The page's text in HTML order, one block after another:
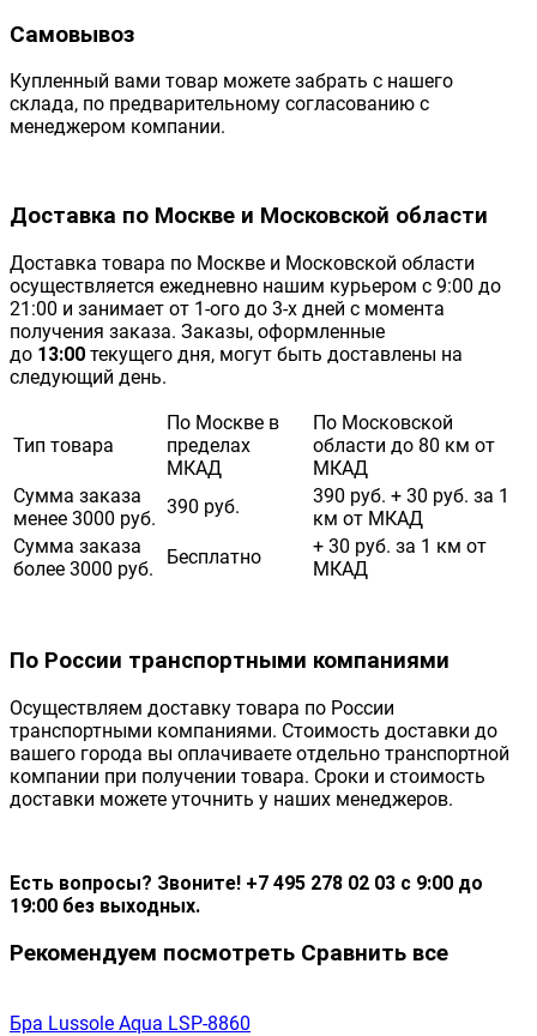
Самовывоз
Купленный вами товар можете забрать с нашего
склада, по предварительному согласованию с
менеджером компании.
Доставка по Москве и Московской области
Доставка товара по Москве и Московской области
осуществляется ежедневно нашим курьером с 9:00 до
21:00 и занимает от 1-ого до 3-х дней с момента
получения заказа. Заказы, оформленные
до 13:00 текущего дня, могут быть доставлены на
следующий день.
Тип товара
По Москве в
пределах
МКАД
По Московской
области до 80 км от
МКАД
Сумма заказа
менее 3000 руб.
390 руб.
390 руб. + 30 руб. за 1
км от МКАД
Сумма заказа
более 3000 руб.
Бесплатно
+ 30 руб. за 1 км от
МКАД
По России транспортными компаниями
Осуществляем доставку товара по России
транспортными компаниями. Стоимость доставки до
вашего города вы оплачиваете отдельно транспортной
компании при получении товара. Сроки и стоимость
доставки можете уточнить у наших менеджеров.
Есть вопросы? Звоните! +7 495 278 02 03 с 9:00 до
19:00 без выходных.
Рекомендуем посмотреть Сравнить все
Бра Lussole Aqua LSP-8860